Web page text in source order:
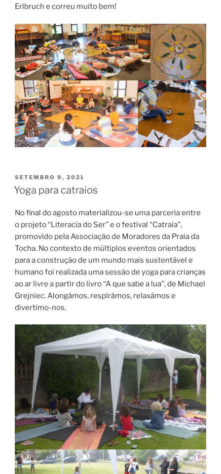
Erlbruch e correu muito bem!
PUBLICADO
EM
SETEMBRO 9, 2021
Yoga para catraios
No final do agosto materializou-se uma parceria entre
o projeto “Literacia do Ser” e o festival “Catraia”,
promovido pela Associação de Moradores da Praia da
Tocha. No contexto de múltiplos eventos orientados
para a construção de um mundo mais sustentável e
humano foi realizada uma sessão de yoga para crianças
ao ar livre a partir do livro “A que sabe a lua”, de Michael
Grejniec. Alongámos, respirámos, relaxámos e
divertimo-nos.